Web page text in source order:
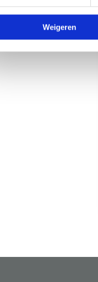
Weigeren